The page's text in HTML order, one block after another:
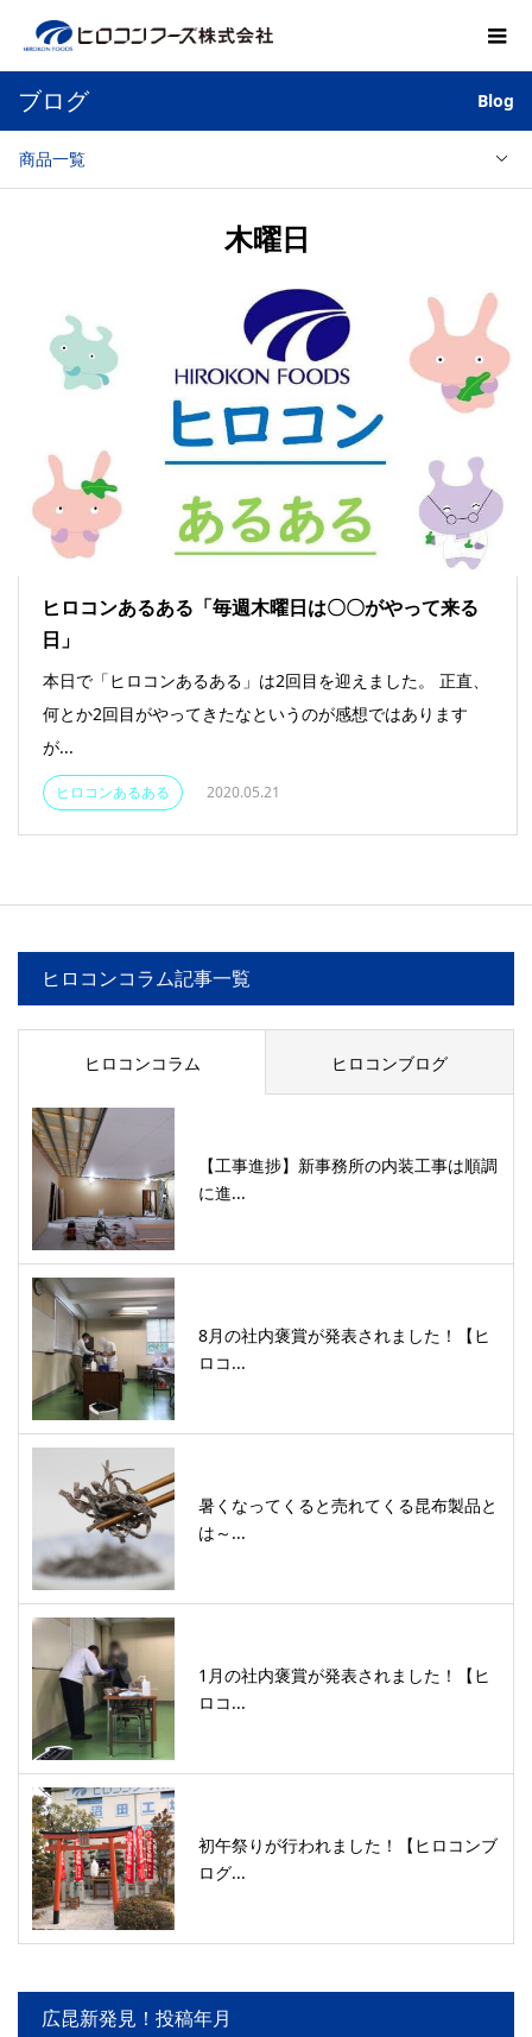
ブログ Blog
商品一覧
木曜日
ヒロコンあるある「毎週木曜日は〇〇がやって来る
日」
本日で「ヒロコンあるある」は2回目を迎えました。 正直、
何とか2回目がやってきたなというのが感想ではあります
が...
ヒロコンあるある 2020.05.21
ヒロコンコラム記事一覧
ヒロコンコラム ヒロコンブログ
【工事進捗】新事務所の内装工事は順調
に進...
8月の社内褒賞が発表されました！【ヒ
ロコ...
暑くなってくると売れてくる昆布製品と
は～...
1月の社内褒賞が発表されました！【ヒ
ロコ...
初午祭りが行われました！【ヒロコンブ
ログ...
広昆新発見！投稿年月